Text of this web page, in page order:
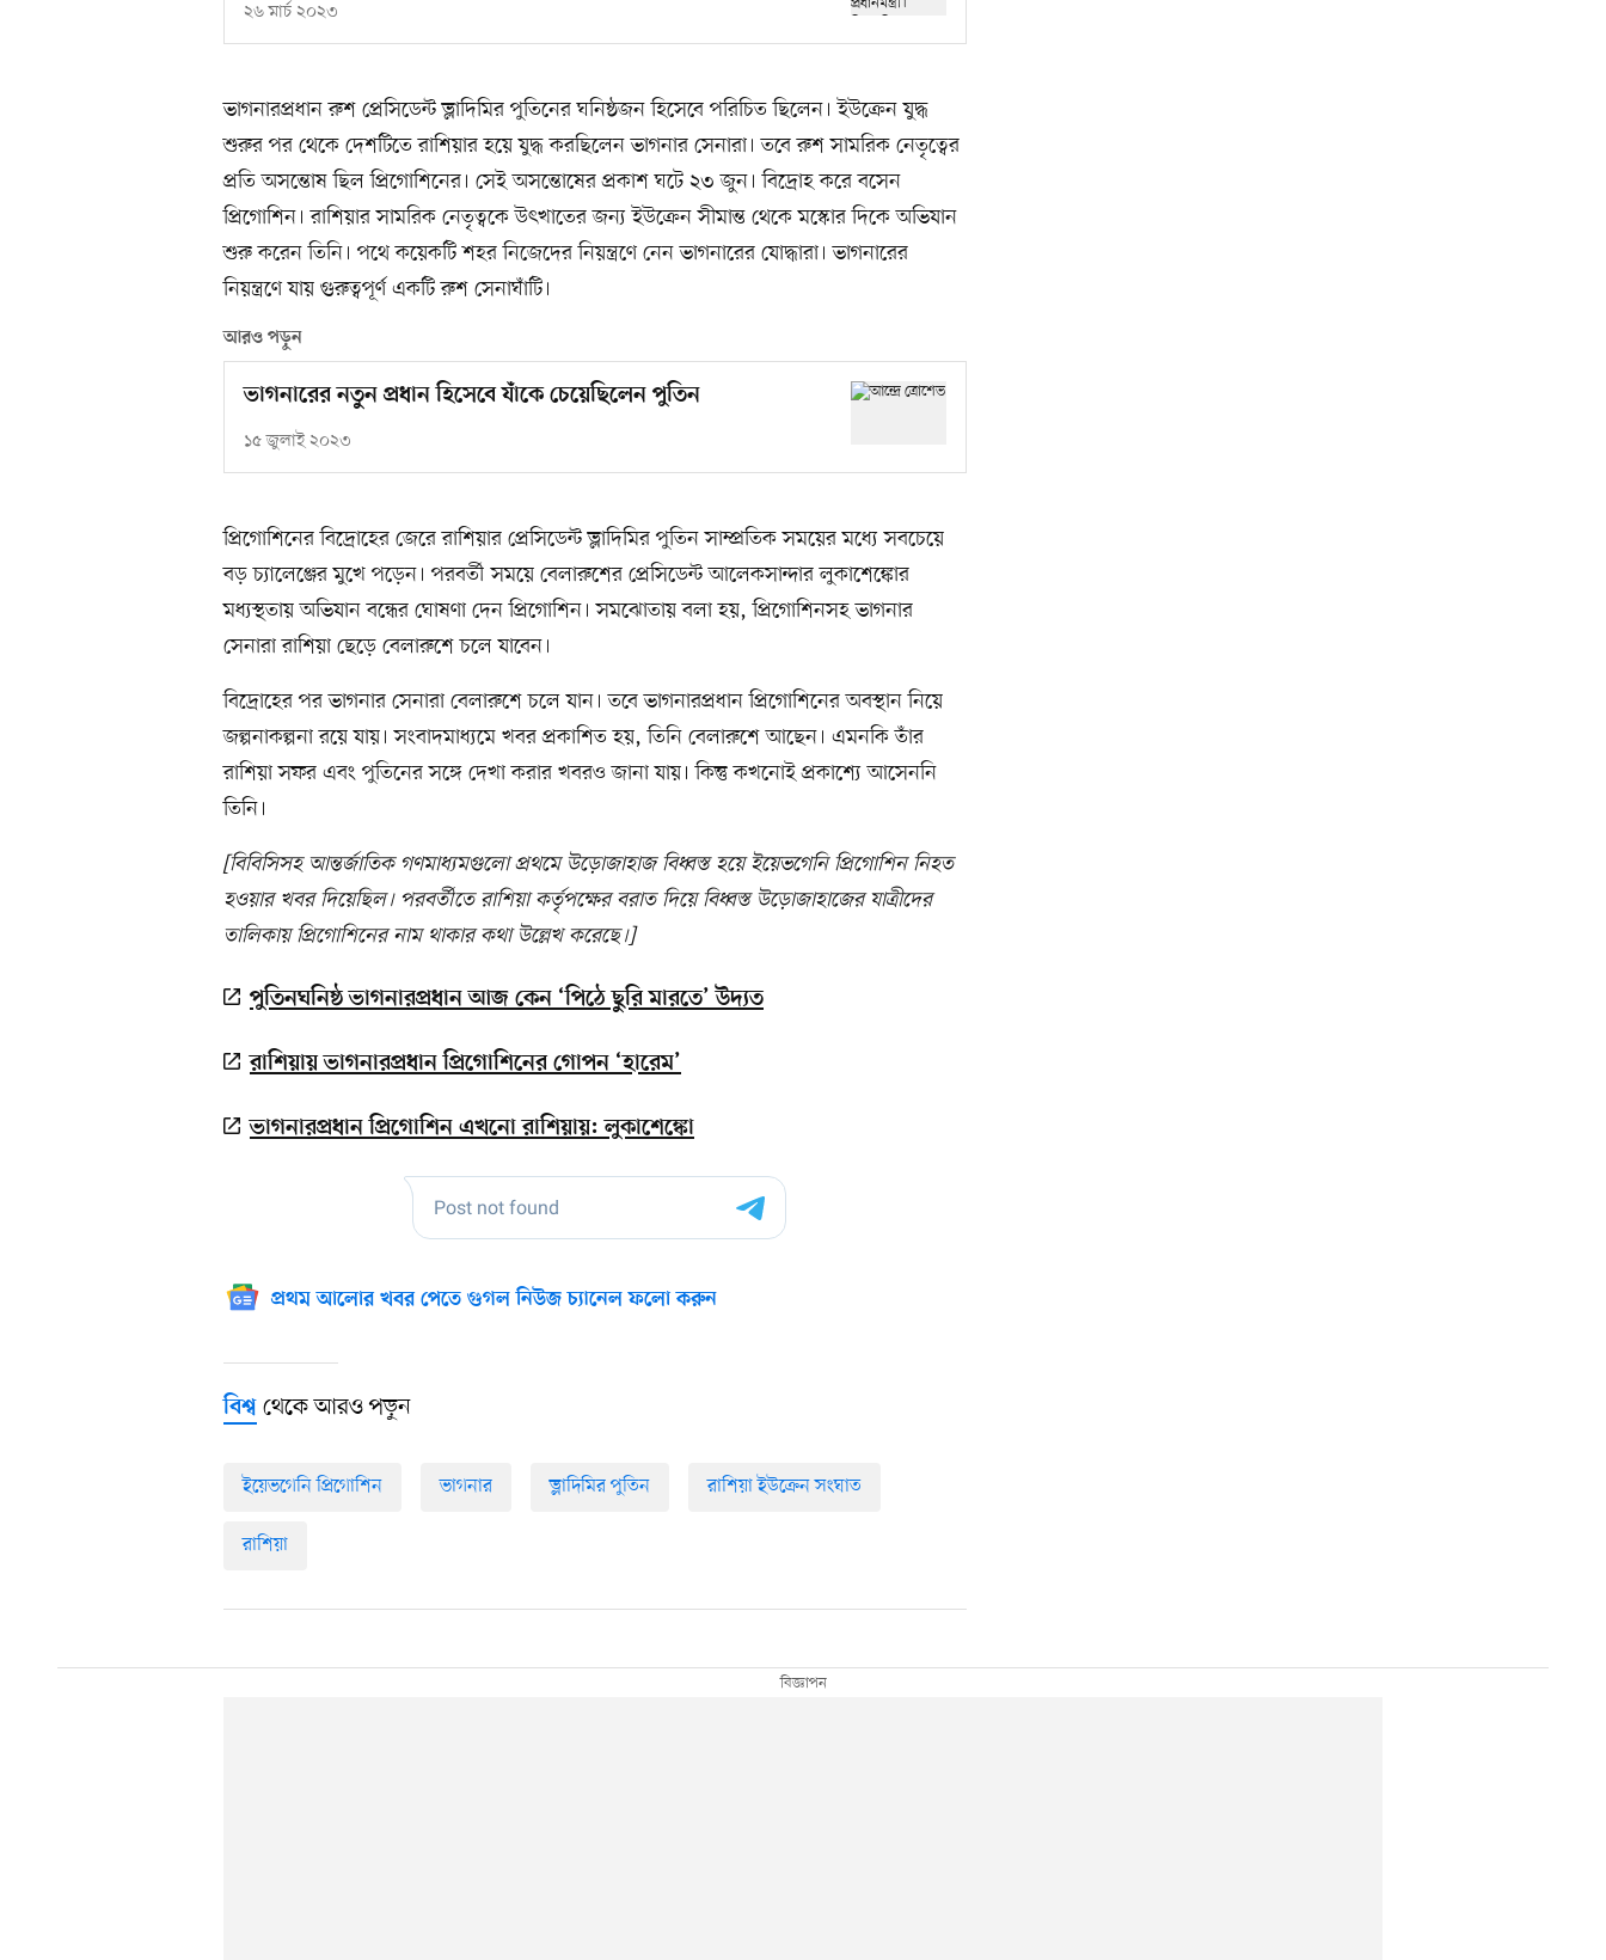
২৬ মার্চ ২০২৩
ভাগনারপ্রধান রুশ প্রেসিডেন্ট ভ্লাদিমির পুতিনের ঘনিষ্ঠজন হিসেবে পরিচিত ছিলেন। ইউক্রেন যুদ্ধ
শুরুর পর থেকে দেশটিতে রাশিয়ার হয়ে যুদ্ধ করছিলেন ভাগনার সেনারা। তবে রুশ সামরিক নেতৃত্বের
প্রতি অসন্তোষ ছিল প্রিগোশিনের। সেই অসন্তোষের প্রকাশ ঘটে ২৩ জুন। বিদ্রোহ করে বসেন
প্রিগোশিন। রাশিয়ার সামরিক নেতৃত্বকে উৎখাতের জন্য ইউক্রেন সীমান্ত থেকে মস্কোর দিকে অভিযান
শুরু করেন তিনি। পথে কয়েকটি শহর নিজেদের নিয়ন্ত্রণে নেন ভাগনারের যোদ্ধারা। ভাগনারের
নিয়ন্ত্রণে যায় গুরুত্বপূর্ণ একটি রুশ সেনাঘাঁটি।
আরও পড়ুন
ভাগনারের নতুন প্রধান হিসেবে যাঁকে চেয়েছিলেন পুতিন
১৫ জুলাই ২০২৩
প্রিগোশিনের বিদ্রোহের জেরে রাশিয়ার প্রেসিডেন্ট ভ্লাদিমির পুতিন সাম্প্রতিক সময়ের মধ্যে সবচেয়ে
বড় চ্যালেঞ্জের মুখে পড়েন। পরবর্তী সময়ে বেলারুশের প্রেসিডেন্ট আলেকসান্দার লুকাশেঙ্কোর
মধ্যস্থতায় অভিযান বন্ধের ঘোষণা দেন প্রিগোশিন। সমঝোতায় বলা হয়, প্রিগোশিনসহ ভাগনার
সেনারা রাশিয়া ছেড়ে বেলারুশে চলে যাবেন।
বিদ্রোহের পর ভাগনার সেনারা বেলারুশে চলে যান। তবে ভাগনারপ্রধান প্রিগোশিনের অবস্থান নিয়ে
জল্পনাকল্পনা রয়ে যায়। সংবাদমাধ্যমে খবর প্রকাশিত হয়, তিনি বেলারুশে আছেন। এমনকি তাঁর
রাশিয়া সফর এবং পুতিনের সঙ্গে দেখা করার খবরও জানা যায়। কিন্তু কখনোই প্রকাশ্যে আসেননি
তিনি।
[বিবিসিসহ আন্তর্জাতিক গণমাধ্যমগুলো প্রথমে উড়োজাহাজ বিধ্বস্ত হয়ে ইয়েভগেনি প্রিগোশিন নিহত
হওয়ার খবর দিয়েছিল। পরবর্তীতে রাশিয়া কর্তৃপক্ষের বরাত দিয়ে বিধ্বস্ত উড়োজাহাজের যাত্রীদের
তালিকায় প্রিগোশিনের নাম থাকার কথা উল্লেখ করেছে।]
পুতিনঘনিষ্ঠ ভাগনারপ্রধান আজ কেন ‘পিঠে ছুরি মারতে’ উদ্যত
রাশিয়ায় ভাগনারপ্রধান প্রিগোশিনের গোপন ‘হারেম’
ভাগনারপ্রধান প্রিগোশিন এখনো রাশিয়ায়: লুকাশেঙ্কো
প্রথম আলোর খবর পেতে গুগল নিউজ চ্যানেল ফলো করুন
বিশ্ব থেকে আরও পড়ুন
ইয়েভগেনি প্রিগোশিন ভাগনার ভ্লাদিমির পুতিন রাশিয়া ইউক্রেন সংঘাত
রাশিয়া